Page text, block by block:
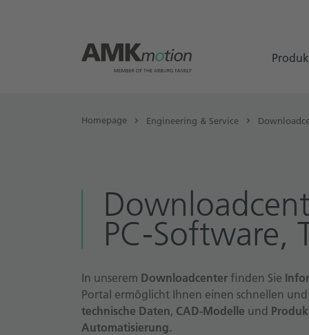
Homepage Engineering & Service
PC-Software,
In unserem Downloadcenter finden Sie
Portal ermöglicht Ihnen einen schnellen
technische Daten, CAD-Modelle und
Automatisierung.